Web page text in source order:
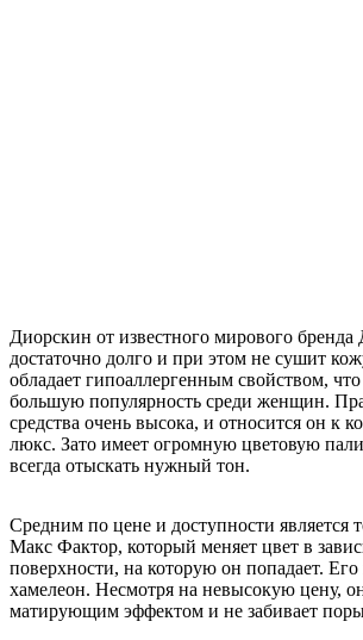
Диорскин от известного мирового
достаточно долго и при этом не сушит
обладает гипоаллергенным свойством,
большую популярность среди женщин.
средства очень высока, и относится он к
люкс. Зато имеет огромную цветовую
всегда отыскать нужный тон.
Средним по цене и доступности является
Макс Фактор, который меняет цвет в
поверхности, на которую он попадает.
хамелеон. Несмотря на невысокую цену,
матирующим эффектом и не забивает